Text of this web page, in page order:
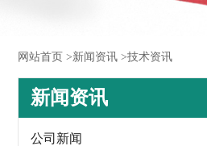
网站首页 >新闻资讯 >技术资讯
新闻资讯
公司新闻